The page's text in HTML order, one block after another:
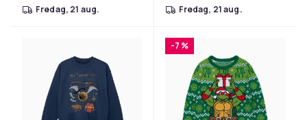
fredag, 21 aug. fredag, 21 aug.
-7 %